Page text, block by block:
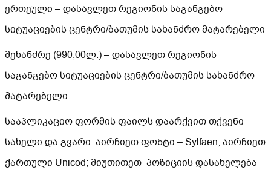
ერთეული – დასავლეთ რეგიონის საგანგებო
სიტუაციების ცენტრი/ბათუმის სახანძრო მატარებელი
მეხანძრე (990,00ლ.) – დასავლეთ რეგიონის
საგანგებო სიტუაციების ცენტრი/ბათუმის სახანძრო
მატარებელი
სააპლიკაციო ფორმის ფაილს დაარქვით თქვენი
სახელი და გვარი. აირჩიეთ ფონტი – Sylfaen; აირჩიეთ
ქართული Unicod; მიუთითეთ პოზიციის დასახელება